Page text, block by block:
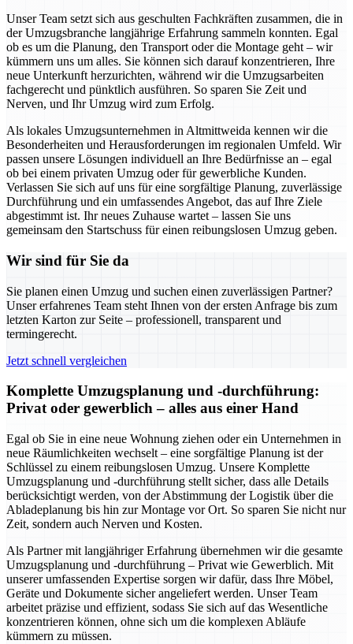
Unser Team setzt sich aus geschulten Fachkräften zusammen, die in
der Umzugsbranche langjährige Erfahrung sammeln konnten. Egal
ob es um die Planung, den Transport oder die Montage geht – wir
kümmern uns um alles. Sie können sich darauf konzentrieren, Ihre
neue Unterkunft herzurichten, während wir die Umzugsarbeiten
fachgerecht und pünktlich ausführen. So sparen Sie Zeit und
Nerven, und Ihr Umzug wird zum Erfolg.
Als lokales Umzugsunternehmen in Altmittweida kennen wir die
Besonderheiten und Herausforderungen im regionalen Umfeld. Wir
passen unsere Lösungen individuell an Ihre Bedürfnisse an – egal
ob bei einem privaten Umzug oder für gewerbliche Kunden.
Verlassen Sie sich auf uns für eine sorgfältige Planung, zuverlässige
Durchführung und ein umfassendes Angebot, das auf Ihre Ziele
abgestimmt ist. Ihr neues Zuhause wartet – lassen Sie uns
gemeinsam den Startschuss für einen reibungslosen Umzug geben.
Wir sind für Sie da
Sie planen einen Umzug und suchen einen zuverlässigen Partner?
Unser erfahrenes Team steht Ihnen von der ersten Anfrage bis zum
letzten Karton zur Seite – professionell, transparent und
termingerecht.
Jetzt schnell vergleichen
Komplette Umzugsplanung und -durchführung:
Privat oder gewerblich – alles aus einer Hand
Egal ob Sie in eine neue Wohnung ziehen oder ein Unternehmen in
neue Räumlichkeiten wechselt – eine sorgfältige Planung ist der
Schlüssel zu einem reibungslosen Umzug. Unsere Komplette
Umzugsplanung und -durchführung stellt sicher, dass alle Details
berücksichtigt werden, von der Abstimmung der Logistik über die
Abladeplanung bis hin zur Montage vor Ort. So sparen Sie nicht nur
Zeit, sondern auch Nerven und Kosten.
Als Partner mit langjähriger Erfahrung übernehmen wir die gesamte
Umzugsplanung und -durchführung – Privat wie Gewerblich. Mit
unserer umfassenden Expertise sorgen wir dafür, dass Ihre Möbel,
Geräte und Dokumente sicher angeliefert werden. Unser Team
arbeitet präzise und effizient, sodass Sie sich auf das Wesentliche
konzentrieren können, ohne sich um die komplexen Abläufe
kümmern zu müssen.